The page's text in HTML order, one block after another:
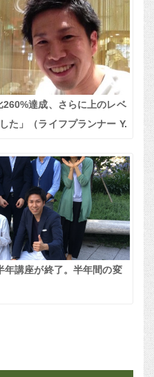
260%達成、さらに上のレベ
た」（ライフプランナー Y.
年講座が終了。半年間の変